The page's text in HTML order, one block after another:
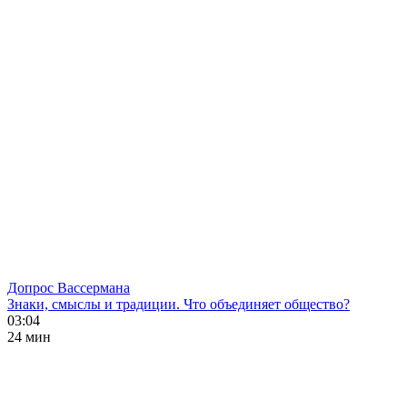
Допрос Вассермана
Знаки, смыслы и традиции. Что объединяет общество?
03:04
24 мин